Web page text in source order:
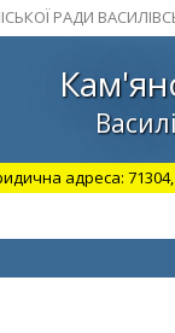
РАДИ
адреса: 71304,